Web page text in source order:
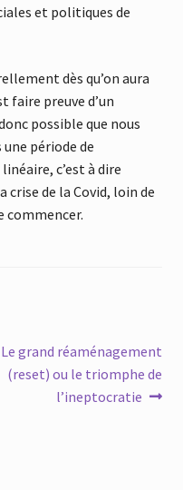
et politiques de
dès qu’on aura
faire preuve d’un
possible que nous
période de
c’est à dire
de la Covid, loin de
commencer.
Article
suivant :
Le grand réaménagement
(reset) ou le triomphe de
l’ineptocratie